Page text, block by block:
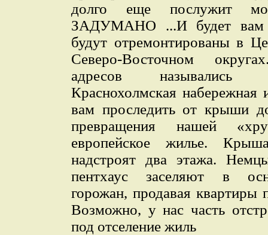
долго еще послужит
ЗАДУМАНО ...И будет вам
будут отремонтированы в
Северо-Восточном
адресов назывались
Краснохолмская набережная
вам проследить от крыши
превращения нашей
европейское жилье.
надстроят два этажа.
пентхаус заселяют в
горожан, продавая квартиры
Возможно, у нас часть
под отселение жиль